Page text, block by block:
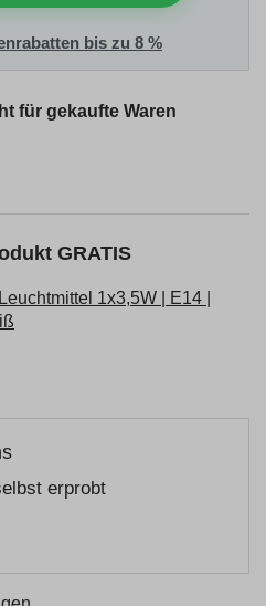
bis zu 8 %
für gekaufte Waren
GRATIS
1x3,5W | E14 |
erprobt